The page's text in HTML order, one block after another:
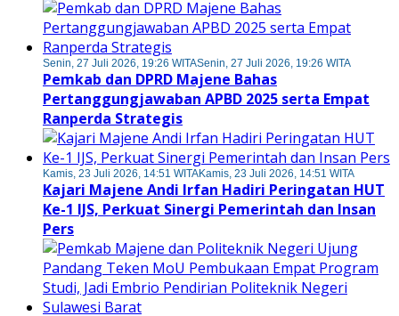
Senin, 27 Juli 2026, 19:26 WITASenin, 27 Juli 2026, 19:26 WITA
Pemkab dan DPRD Majene Bahas
Pertanggungjawaban APBD 2025 serta Empat
Ranperda Strategis
Kamis, 23 Juli 2026, 14:51 WITAKamis, 23 Juli 2026, 14:51 WITA
Kajari Majene Andi Irfan Hadiri Peringatan HUT
Ke-1 IJS, Perkuat Sinergi Pemerintah dan Insan
Pers